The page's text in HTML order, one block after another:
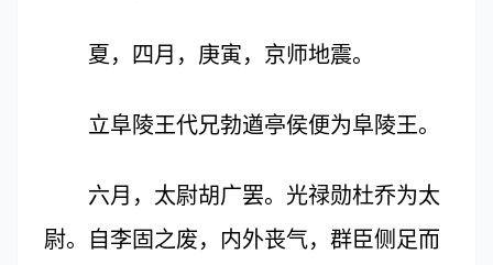
夏，四月，庚寅，京师地震。
立阜陵王代兄勃遒亭侯便为阜陵王。
六月，太尉胡广罢。光禄勋杜乔为太
尉。自李固之废，内外丧气，群臣侧足而